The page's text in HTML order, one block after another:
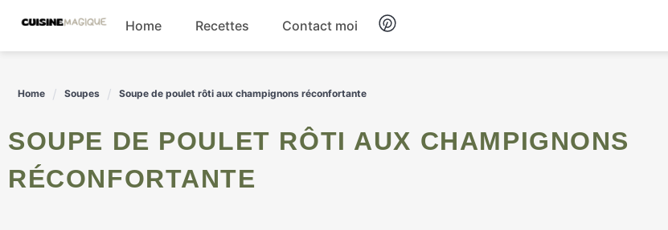
content
Home Recettes Contact moi
Home Soupes Soupe de poulet rôti aux champignons réconfortante
SOUPE DE POULET RÔTI AUX CHAMPIGNONS
RÉCONFORTANTE